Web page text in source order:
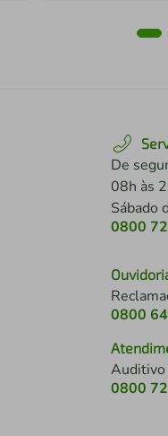
De
08h às
Sábado
0800
0800
Auditivo
0800